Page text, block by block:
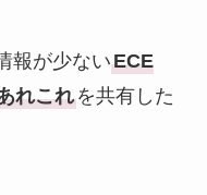
報が少ないECE
れこれを共有した